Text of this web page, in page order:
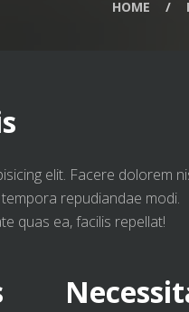
HOME
elit. Facere dolorem
repudiandae modi.
quas ea, facilis repellat!